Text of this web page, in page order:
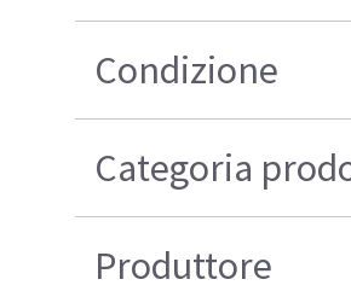
Condizione
Categoria
Produttore